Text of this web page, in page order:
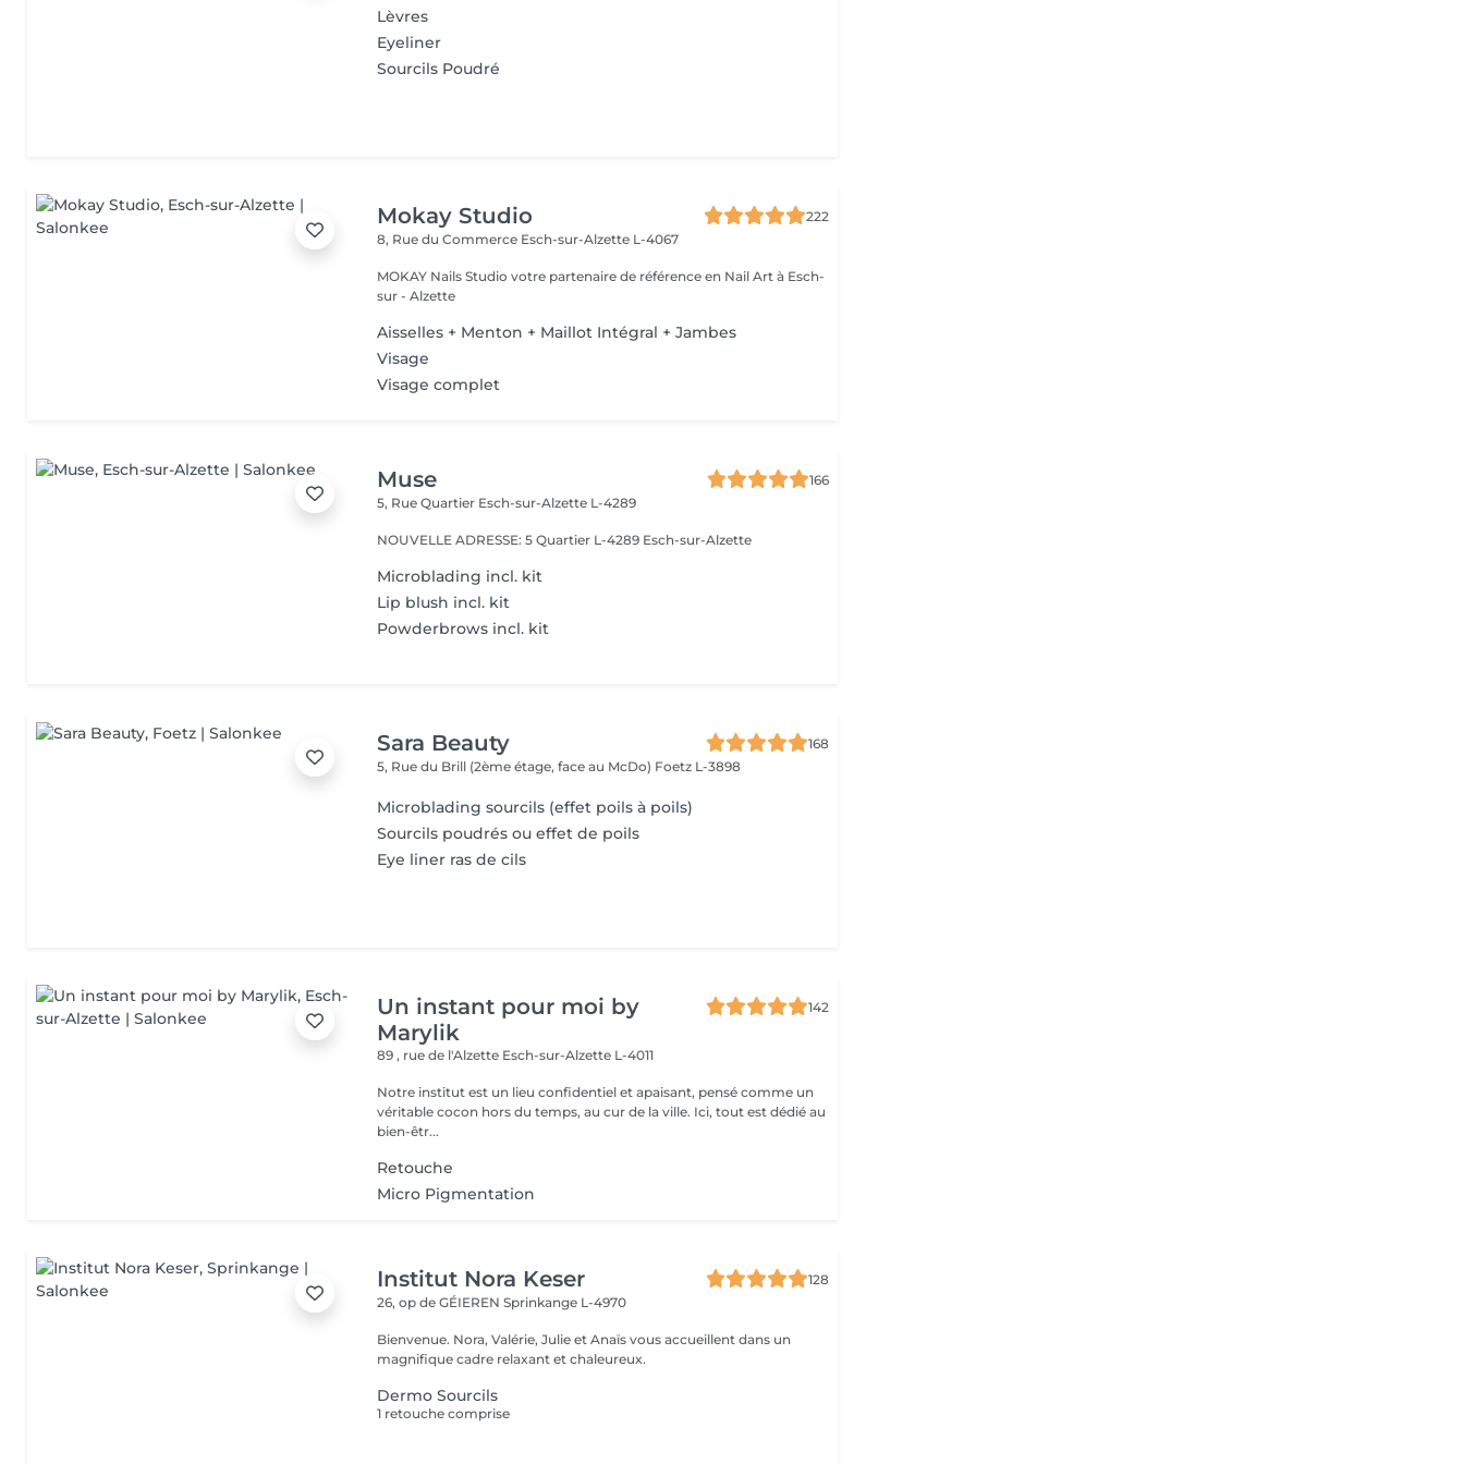
Lèvres
Eyeliner
Sourcils Poudré
Mokay Studio
222
8, Rue du Commerce Esch-sur-Alzette L-4067
MOKAY Nails Studio votre partenaire de référence en Nail Art à Esch-
sur - Alzette
Aisselles + Menton + Maillot Intégral + Jambes
Visage
Visage complet
Muse
166
5, Rue Quartier Esch-sur-Alzette L-4289
NOUVELLE ADRESSE: 5 Quartier L-4289 Esch-sur-Alzette
Microblading incl. kit
Lip blush incl. kit
Powderbrows incl. kit
Sara Beauty
168
5, Rue du Brill (2ème étage, face au McDo) Foetz L-3898
Microblading sourcils (effet poils à poils)
Sourcils poudrés ou effet de poils
Eye liner ras de cils
Un instant pour moi by
Marylik
142
89 , rue de l'Alzette Esch-sur-Alzette L-4011
Notre institut est un lieu confidentiel et apaisant, pensé comme un
véritable cocon hors du temps, au cur de la ville. Ici, tout est dédié au
bien-êtr...
Retouche
Micro Pigmentation
Institut Nora Keser
128
26, op de GÉIERENSprinkange L-4970
Bienvenue. Nora, Valérie, Julie et Anaïs vous accueillent dans un
magnifique cadre relaxant et chaleureux.
Dermo Sourcils
1 retouche comprise